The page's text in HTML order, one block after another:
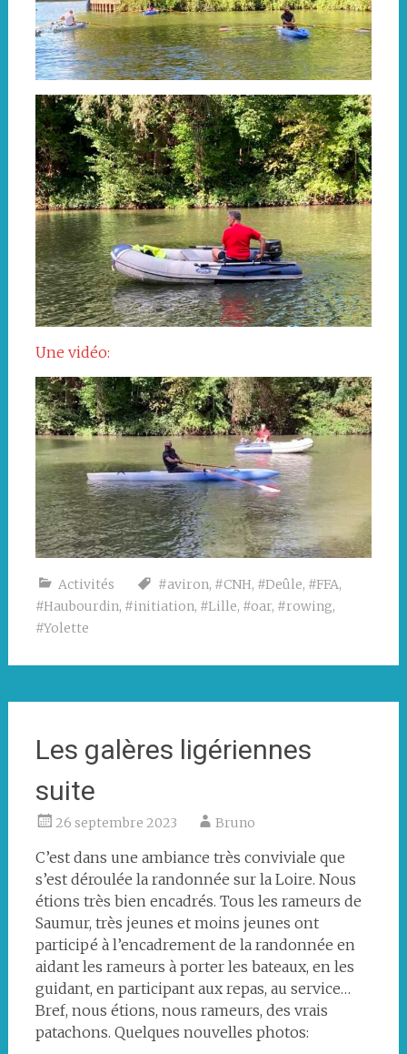
Une vidéo:
Activités #aviron, #CNH, #Deûle, #FFA,
#Haubourdin, #initiation, #Lille, #oar, #rowing,
#Yolette
Les galères ligériennes
suite
26 septembre 2023 Bruno
C’est dans une ambiance très conviviale que
s’est déroulée la randonnée sur la Loire. Nous
étions très bien encadrés. Tous les rameurs de
Saumur, très jeunes et moins jeunes ont
participé à l’encadrement de la randonnée en
aidant les rameurs à porter les bateaux, en les
guidant, en participant aux repas, au service…
Bref, nous étions, nous rameurs, des vrais
patachons. Quelques nouvelles photos: